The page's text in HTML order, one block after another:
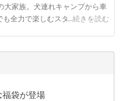
大家族。犬連れキャンプから車
全力で楽しむスタイル。アウ
...続きを読む
袋が登場